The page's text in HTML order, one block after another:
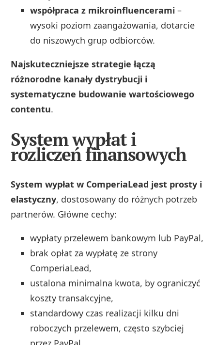
współpraca z mikroinfluencerami –
wysoki poziom zaangażowania, dotarcie
do niszowych grup odbiorców.
Najskuteczniejsze strategie łączą
różnorodne kanały dystrybucji i
systematyczne budowanie wartościowego
contentu.
System wypłat i
rozliczeń finansowych
System wypłat w ComperiaLead jest prosty i
elastyczny, dostosowany do różnych potrzeb
partnerów. Główne cechy:
wypłaty przelewem bankowym lub PayPal,
brak opłat za wypłatę ze strony
ComperiaLead,
ustalona minimalna kwota, by ograniczyć
koszty transakcyjne,
standardowy czas realizacji kilku dni
roboczych przelewem, często szybciej